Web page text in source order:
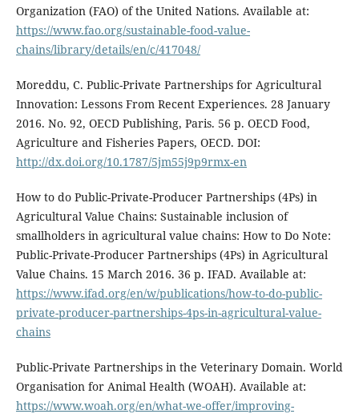
Organization (FAO) of the United Nations. Available at:
https://www.fao.org/sustainable-food-value-
chains/library/details/en/c/417048/
Moreddu, C. Public-Private Partnerships for Agricultural
Innovation: Lessons From Recent Experiences. 28 January
2016. No. 92, OECD Publishing, Paris. 56 p. OECD Food,
Agriculture and Fisheries Papers, OECD. DOI:
http://dx.doi.org/10.1787/5jm55j9p9rmx-en
How to do Public-Private-Producer Partnerships (4Ps) in
Agricultural Value Chains: Sustainable inclusion of
smallholders in agricultural value chains: How to Do Note:
Public-Private-Producer Partnerships (4Ps) in Agricultural
Value Chains. 15 March 2016. 36 p. IFAD. Available at:
https://www.ifad.org/en/w/publications/how-to-do-public-
private-producer-partnerships-4ps-in-agricultural-value-
chains
Public-Private Partnerships in the Veterinary Domain. World
Organisation for Animal Health (WOAH). Available at:
https://www.woah.org/en/what-we-offer/improving-